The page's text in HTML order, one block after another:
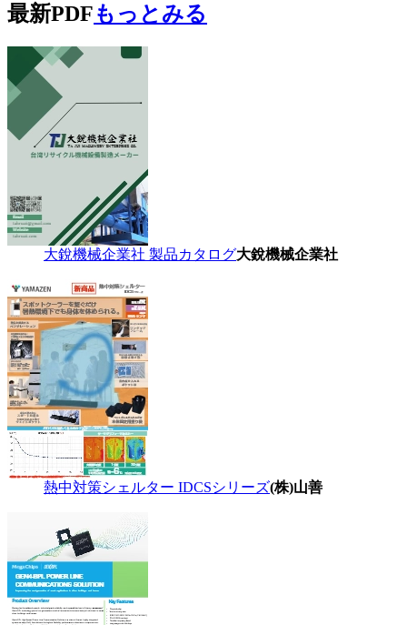
最新PDFもっとみる
大銳機械企業社 製品カタログ大銳機械企業社
熱中対策シェルター IDCSシリーズ(株)山善